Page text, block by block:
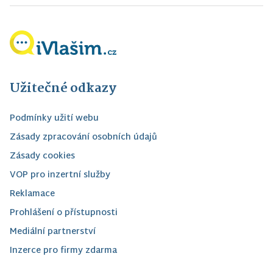
Užitečné odkazy
Podmínky užití webu
Zásady zpracování osobních údajů
Zásady cookies
VOP pro inzertní služby
Reklamace
Prohlášení o přístupnosti
Mediální partnerství
Inzerce pro firmy zdarma